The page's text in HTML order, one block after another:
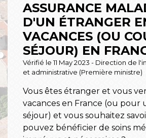
ASSURANCE
D'UN ÉTRANGER
VACANCES (OU
SÉJOUR) EN
Vérifié le 11 May 2023 - Direction de
et administrative (Première ministre)
Vous êtes étranger et vous
vacances en France (ou pour
séjour) et vous souhaitez
pouvez bénéficier de soins